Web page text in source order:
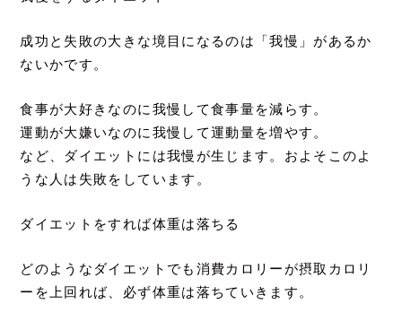
成功と失敗の大きな境目になるのは「我慢」があるか
ないかです。
食事が大好きなのに我慢して食事量を減らす。
運動が大嫌いなのに我慢して運動量を増やす。
など、ダイエットには我慢が生じます。およそこのよ
うな人は失敗をしています。
ダイエットをすれば体重は落ちる
どのようなダイエットでも消費カロリーが摂取カロリ
ーを上回れば、必ず体重は落ちていきます。